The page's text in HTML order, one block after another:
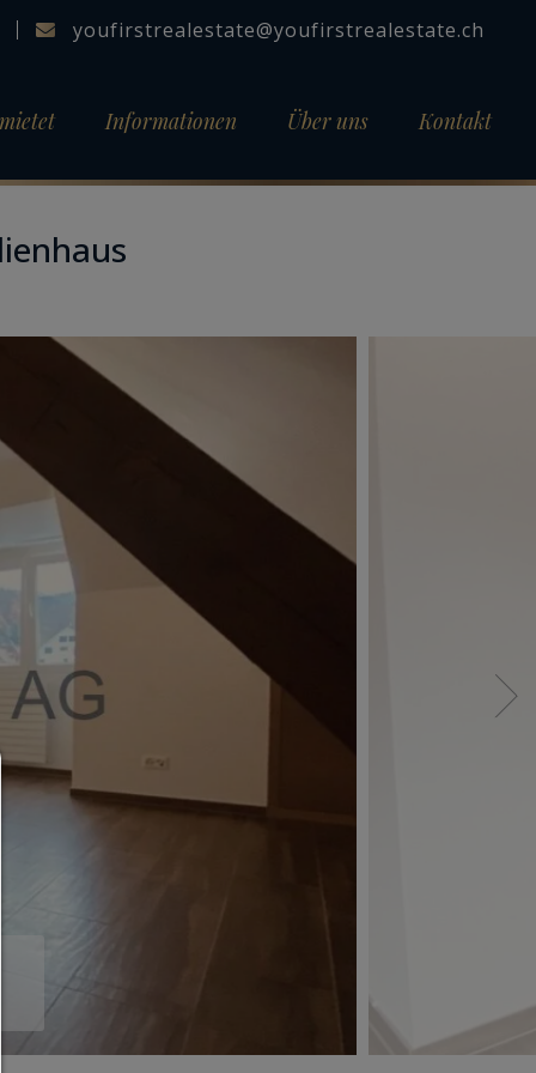
youfirstrealestate@youfirstrealestate.ch
Informationen Über uns Kontakt
Alles zulassen:
Jedes Cookie wie z.B. Tracking- und Analytische-